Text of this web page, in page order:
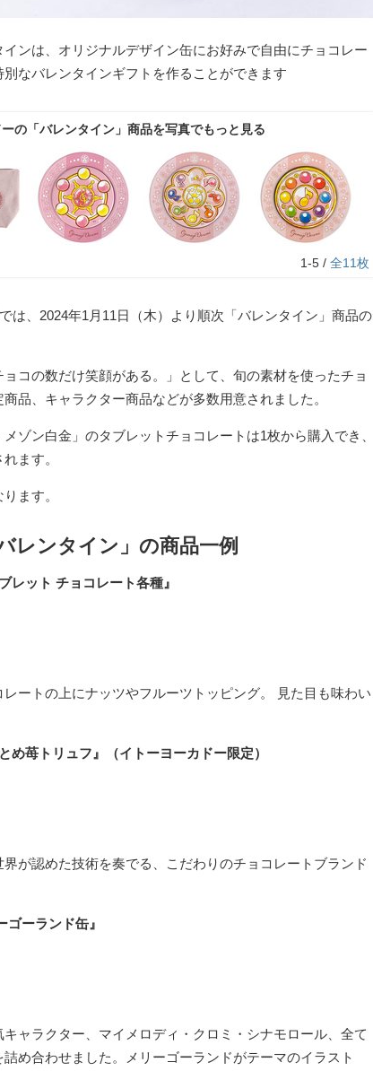
ンは、オリジナルデザイン缶にお好みで自由にチョコレー
なバレンタインギフトを作ることができます
の「バレンタイン」商品を写真でもっと見る
1-5 / 全11枚
は、2024年1月11日（木）より順次「バレンタイン」商品の
コの数だけ笑顔がある。」として、旬の素材を使ったチョ
品、キャラクター商品などが多数用意されました。
ゾン白金」のタブレットチョコレートは1枚から購入でき、
ます。
ます。
レンタイン」の商品一例
レット チョコレート各種』
ートの上にナッツやフルーツトッピング。 見た目も味わい
め苺トリュフ』（イトーヨーカドー限定）
が認めた技術を奏でる、こだわりのチョコレートブランド
ゴーランド缶』
ャラクター、マイメロディ・クロミ・シナモロール、全て
め合わせました。メリーゴーランドがテーマのイラスト